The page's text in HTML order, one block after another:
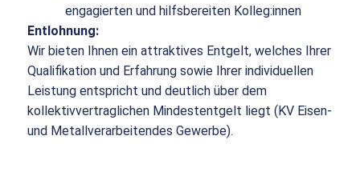
engagierten und hilfsbereiten Kolleg:innen
Entlohnung:
Wir bieten Ihnen ein attraktives Entgelt, welches Ihrer
Qualifikation und Erfahrung sowie Ihrer individuellen
Leistung entspricht und deutlich über dem
kollektivvertraglichen Mindestentgelt liegt (KV Eisen-
und Metallverarbeitendes Gewerbe).